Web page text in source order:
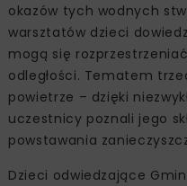
okazów tych wodnych
warsztatów dzieci
mogą się
odległości. Tematem
powietrze – dzięki
uczestnicy poznali jego
powstawania
Dzieci odwiedzające